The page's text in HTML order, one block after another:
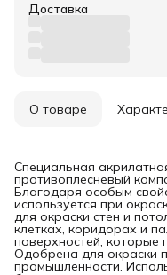
Доставка
О товаре
Специальная
противоплесневый
Благодаря особым
используется при
для окраски стен и
клетках, коридорах и
поверхностей, которые
Одобрена для окраски
промышленности.